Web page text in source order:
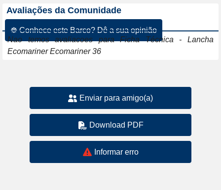
Avaliações da Comunidade
☸ Conhece este Barco? Dê a sua opinião
Nao temos avaliacoes para Ficha Técnica - Lancha
Ecomariner Ecomariner 36
Enviar para amigo(a)
Download PDF
Informar erro